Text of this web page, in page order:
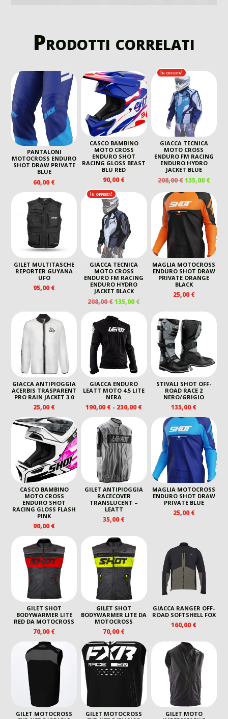
Prodotti correlati
PANTALONI
MOTOCROSS ENDURO
SHOT DRAW PRIVATE
BLUE
60,00€
CASCO BAMBINO
MOTO CROSS
ENDURO SHOT
RACING GLOSS BEAST
BLU RED
90,00€
In offerta!
GIACCA TECNICA
MOTO CROSS
ENDURO FM RACING
ENDURO HYDRO
JACKET BLUE
208,00€ IL
ORIGINALE
ERA:
208,00 €.
135,00€IL
È:
GILET MULTITASCHE
REPORTER GUYANA
UFO
95,00€
In offerta!
GIACCA TECNICA
MOTO CROSS
ENDURO FM RACING
ENDURO HYDRO
JACKET BLACK
208,00€IL
PREZZO
ORIGINALE
ERA:
208,00 €.
135,00€IL
PREZZO
ATTUALE
135,00 €.
MAGLIA MOTOCROSS
ENDURO SHOT DRAW
PRIVATE ORANGE
BLACK
25,00€
GIACCA ANTIPIOGGIA
ACERBIS TRASPARENT
PRO RAIN JACKET 3.0
25,00€
GIACCA ENDURO
LEATT MOTO 4.5 LITE
NERA
190,00€ - 230,00€FASCIA
PREZZO:
190,00 €
230,00 €
STIVALI SHOT OFF-
ROAD RACE 2
NERO/GRIGIO
135,00€
CASCO BAMBINO
MOTO CROSS
ENDURO SHOT
RACING GLOSS FLASH
PINK
90,00€
GILET ANTIPIOGGIA
RACECOVER
TRANSLUCENT –
LEATT
35,00€
MAGLIA MOTOCROSS
ENDURO SHOT DRAW
PRIVATE BLUE
25,00€
GILET SHOT
BODYWARMER LITE
RED DA MOTOCROSS
70,00€
GILET SHOT
BODYWARMER LITE DA
MOTOCROSS
70,00€
GIACCA RANGER OFF-
ROAD SOFTSHELL FOX
160,00€
GILET MOTOCROSS
GILET MOTOCROSS
GILET MOTO